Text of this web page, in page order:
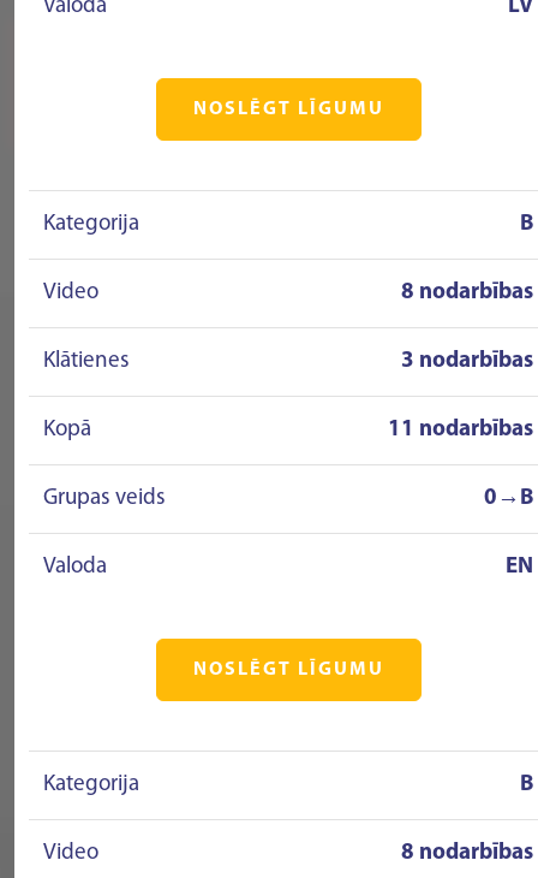
Valoda LV
NOSLĒGT LĪGUMU
Kategorija B
Video 8 nodarbības
Klātienes 3 nodarbības
Kopā 11 nodarbības
Grupas veids 0→B
Valoda EN
NOSLĒGT LĪGUMU
Kategorija B
Video 8 nodarbības